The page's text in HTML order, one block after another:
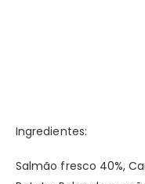
Ingredientes:
Salmão fresco 40%,